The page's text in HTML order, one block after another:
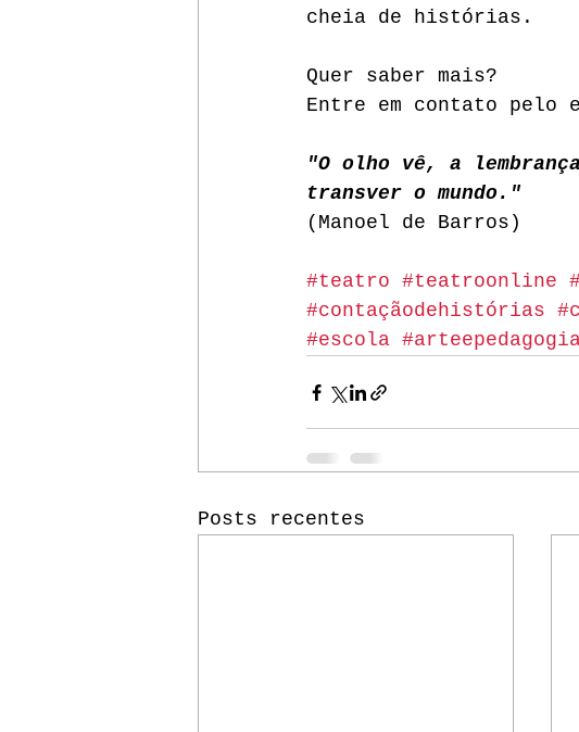
cheia de histórias.
Quer saber mais?
Entre em contato pelo
"O olho vê, a
transver o mundo."
(Manoel de Barros)
#teatro #teatroonline
#contaçãodehistórias
#escola
Posts recentes